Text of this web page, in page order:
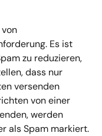
Es ist
zu reduzieren,
dass nur
versenden
von einer
werden
als Spam markiert.